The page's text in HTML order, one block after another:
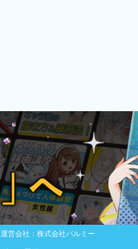
運営会社：株式会社パルミー